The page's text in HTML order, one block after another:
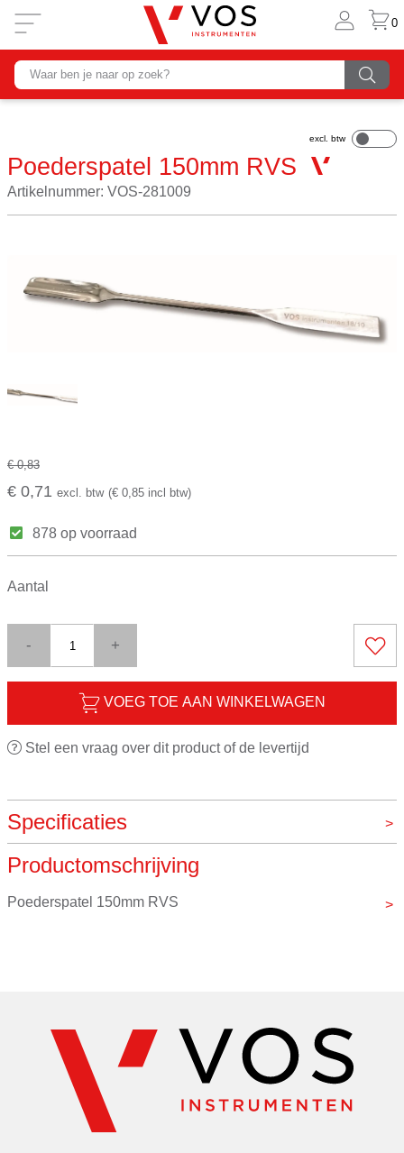
0
Poederspatel 150mm RVS
Artikelnummer: VOS-281009
€ 0,83
€ 0,71 excl. btw (€ 0,85 incl btw)
878 op voorraad
Aantal
- +
VOEG TOE AAN WINKELWAGEN
Stel een vraag over dit product of de levertijd
Specificaties
Materiaal
Merk
Productomschrijving
Poederspatel 150mm RVS